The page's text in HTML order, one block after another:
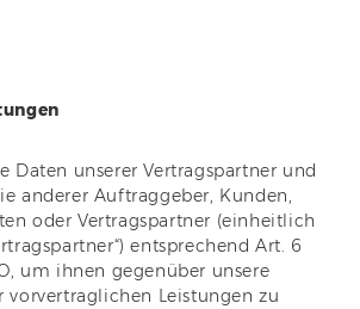
Daten unserer Vertragspartner und
anderer Auftraggeber, Kunden,
oder Vertragspartner (einheitlich
entsprechend Art. 6
um ihnen gegenüber unsere
vorvertraglichen Leistungen zu